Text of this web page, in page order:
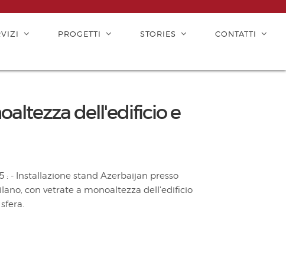
PROGETTI STORIES CONTATTI
dell'edificio e
: - Installazione stand Azerbaijan presso
con vetrate a monoaltezza dell'edificio